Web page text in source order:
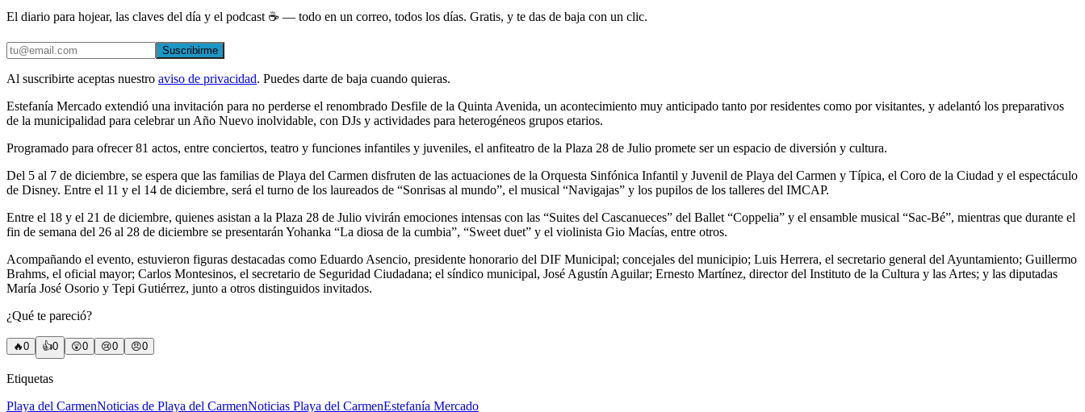
El diario para hojear, las claves del día y el podcast ☕ — todo en un correo, todos los días. Gratis, y te das de baja con un clic.
Suscribirme
Al suscribirte aceptas nuestro aviso de privacidad. Puedes darte de baja cuando quieras.
Estefanía Mercado extendió una invitación para no perderse el renombrado Desfile de la Quinta Avenida, un acontecimiento muy anticipado tanto por residentes como por visitantes, y adelantó los preparativos
de la municipalidad para celebrar un Año Nuevo inolvidable, con DJs y actividades para heterogéneos grupos etarios.
Programado para ofrecer 81 actos, entre conciertos, teatro y funciones infantiles y juveniles, el anfiteatro de la Plaza 28 de Julio promete ser un espacio de diversión y cultura.
Del 5 al 7 de diciembre, se espera que las familias de Playa del Carmen disfruten de las actuaciones de la Orquesta Sinfónica Infantil y Juvenil de Playa del Carmen y Típica, el Coro de la Ciudad y el espectáculo
de Disney. Entre el 11 y el 14 de diciembre, será el turno de los laureados de “Sonrisas al mundo”, el musical “Navigajas” y los pupilos de los talleres del IMCAP.
Entre el 18 y el 21 de diciembre, quienes asistan a la Plaza 28 de Julio vivirán emociones intensas con las “Suites del Cascanueces” del Ballet “Coppelia” y el ensamble musical “Sac-Bé”, mientras que durante el
fin de semana del 26 al 28 de diciembre se presentarán Yohanka “La diosa de la cumbia”, “Sweet duet” y el violinista Gio Macías, entre otros.
Acompañando el evento, estuvieron figuras destacadas como Eduardo Asencio, presidente honorario del DIF Municipal; concejales del municipio; Luis Herrera, el secretario general del Ayuntamiento; Guillermo
Brahms, el oficial mayor; Carlos Montesinos, el secretario de Seguridad Ciudadana; el síndico municipal, José Agustín Aguilar; Ernesto Martínez, director del Instituto de la Cultura y las Artes; y las diputadas
María José Osorio y Tepi Gutiérrez, junto a otros distinguidos invitados.
¿Qué te pareció?
🔥0 👍0 😲0 😢0 😠0
Etiquetas
Playa del CarmenNoticias de Playa del CarmenNoticias Playa del CarmenEstefanía Mercado